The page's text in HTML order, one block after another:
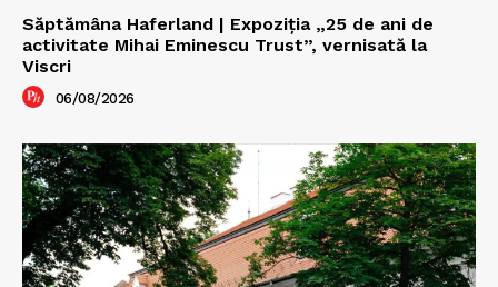
Săptămâna Haferland | Expoziţia „25 de ani de
activitate Mihai Eminescu Trust”, vernisată la
Viscri
06/08/2026